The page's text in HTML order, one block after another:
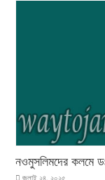
নওমুসলিমদের কলমে
জুলাই ২৪, ২০২৫